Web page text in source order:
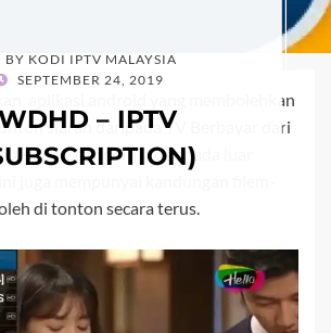
BY KODI IPTV MALAYSIA
SEPTEMBER 24, 2019
– IPTV
aplikasi android yang membolehkan
siaran daripada TV Berbayar dari
Channel TV daripada luar
juga mempunyai kandungan filem-
di tonton secara terus.